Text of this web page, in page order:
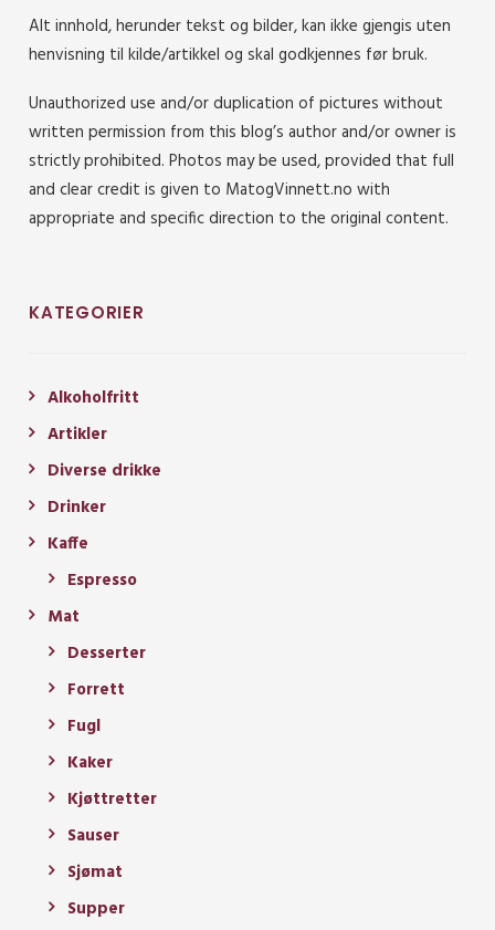
Alt innhold, herunder tekst og bilder, kan ikke gjengis uten
henvisning til kilde/artikkel og skal godkjennes før bruk.
Unauthorized use and/or duplication of pictures without
written permission from this blog’s author and/or owner is
strictly prohibited. Photos may be used, provided that full
and clear credit is given to MatogVinnett.no with
appropriate and specific direction to the original content.
KATEGORIER
Alkoholfritt
Artikler
Diverse drikke
Drinker
Kaffe
Espresso
Mat
Desserter
Forrett
Fugl
Kaker
Kjøttretter
Sauser
Sjømat
Supper